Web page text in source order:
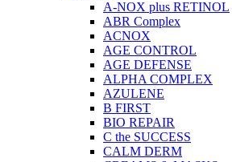
A-NOX plus RETINOL
ABR Complex
ACNOX
AGE CONTROL
AGE DEFENSE
ALPHA COMPLEX
AZULENE
B FIRST
BIO REPAIR
C the SUCCESS
CALM DERM